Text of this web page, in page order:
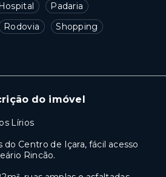
Hospital
Padaria
Rodovia
Shopping
do imóvel
Lírios
do Centro de Içara, fácil acesso
Rincão.